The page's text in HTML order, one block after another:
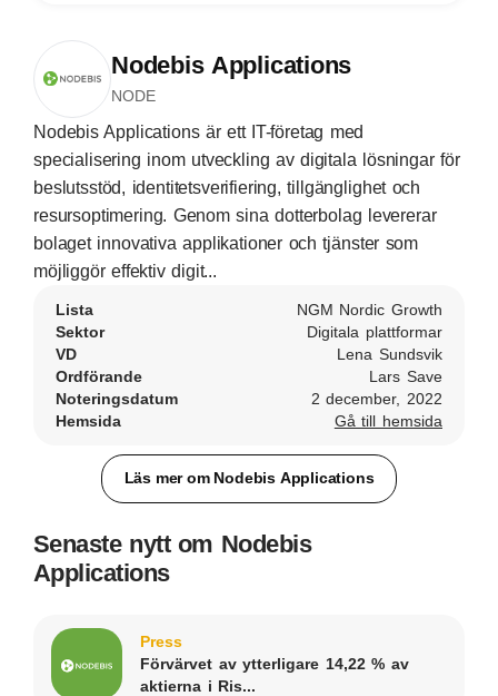
Nodebis Applications
NODE
Nodebis Applications är ett IT-företag med
specialisering inom utveckling av digitala lösningar för
beslutsstöd, identitetsverifiering, tillgänglighet och
resursoptimering. Genom sina dotterbolag levererar
bolaget innovativa applikationer och tjänster som
möjliggör effektiv digit...
Lista
NGM Nordic Growth
Sektor
Digitala plattformar
VD
Lena Sundsvik
Ordförande
Lars Save
Noteringsdatum
2 december, 2022
Hemsida
Gå till hemsida
Läs mer om Nodebis Applications
Senaste nytt om Nodebis
Applications
Press
Förvärvet av ytterligare 14,22 % av
aktierna i Ris...